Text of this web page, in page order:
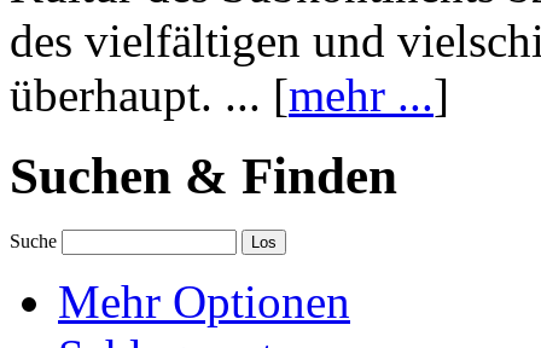
des vielfältigen und
überhaupt. ... [mehr ...]
Suchen & Finden
Suche
Mehr Optionen